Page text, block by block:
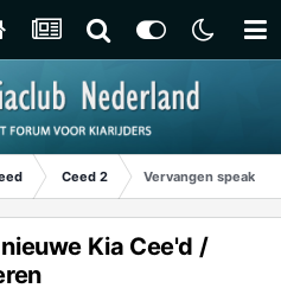
Ceed 2 Vervangen
Kia Cee'd /